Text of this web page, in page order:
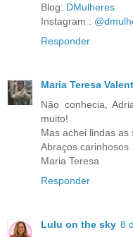
Blog: DMulheres
Instagram :
Responder
Maria Teresa
Não conhecia,
muito!
Mas achei lindas as
Abraços carinhosos
Maria Teresa
Responder
Lulu on the sky 8